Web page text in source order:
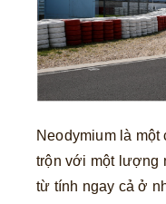
Neodymium là
trộn với một lượng
từ tính ngay cả ở